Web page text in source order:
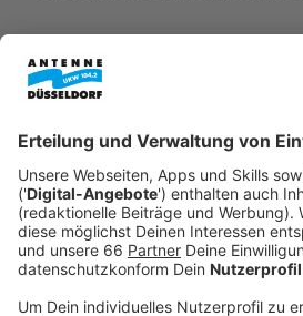
Technische Störung der
Anzeige
Grund für die Störung ist laut
Störung der Brandmeldeanlage.
Rot; eine konkrete Gefahr gibt es